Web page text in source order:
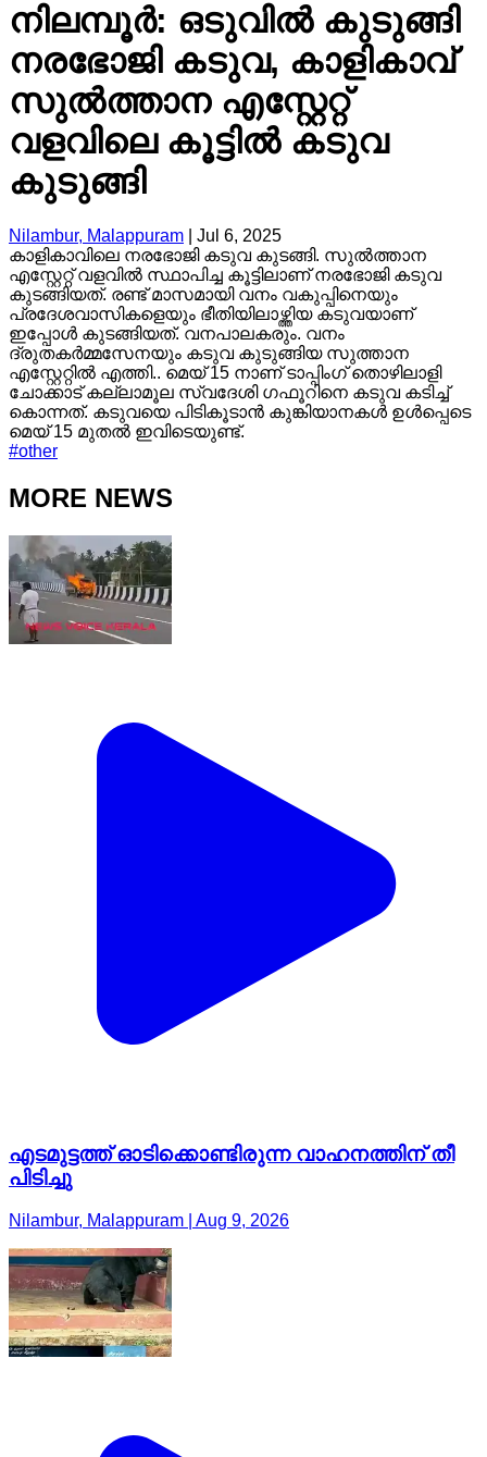
നിലമ്പൂർ: ഒടുവിൽ കുടുങ്ങി
നരഭോജി കടുവ, കാളികാവ്
സുൽത്താന എസ്റ്റേറ്റ്
വളവിലെ കൂട്ടിൽ കടുവ
കുടുങ്ങി
Nilambur, Malappuram
Jul 6, 2025
കാളികാവിലെ നരഭോജി കടുവ കുടങ്ങി. സുൽത്താന
എസ്റ്റേറ്റ് വളവിൽ സ്ഥാപിച്ച കൂട്ടിലാണ് നരഭോജി കടുവ
കുടങ്ങിയത്. രണ്ട് മാസമായി വനം വകുപ്പിനെയും
പ്രദേശവാസികളെയും ഭീതിയിലാഴ്ത്തിയ കടുവയാണ്
ഇപ്പോൾ കുടങ്ങിയത്. വനപാലകരും. വനം
ദ്രുതകർമ്മസേനയും കടുവ കുടുങ്ങിയ സുത്താന
എസ്റ്റേറ്റിൽ എത്തി.. മെയ് 15 നാണ് ടാപ്പിംഗ് തൊഴിലാളി
ചോക്കാട് കല്ലാമൂല സ്വദേശി ഗഫൂറിനെ കടുവ കടിച്ച്
കൊന്നത്. കടുവയെ പിടികൂടാൻ കുങ്കിയാനകൾ ഉൾപ്പെടെ
മെയ് 15 മുതൽ ഇവിടെയുണ്ട്.
#other
MORE NEWS
എടമുട്ടത്ത് ഓടിക്കൊണ്ടിരുന്ന വാഹനത്തിന് തീ
പിടിച്ചു
Nilambur, Malappuram | Aug 9, 2026